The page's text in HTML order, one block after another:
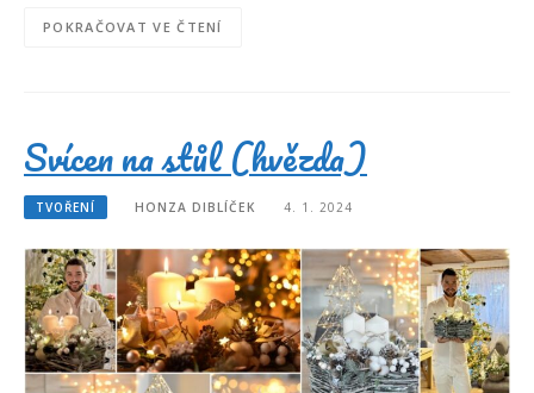
POKRAČOVAT VE ČTENÍ
Svícen na stůl (hvězda)
TVOŘENÍ HONZA DIBLÍČEK 4. 1. 2024